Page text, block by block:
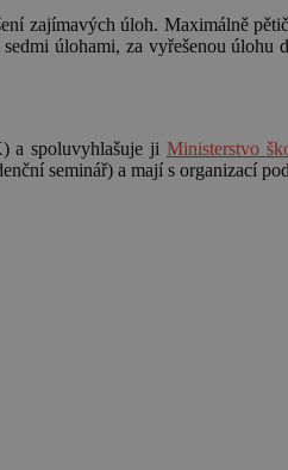
zajímavých úloh. Maximálně
úlohami, za vyřešenou úlohu
spoluvyhlašuje ji Ministerstvo
seminář) a mají s organizací